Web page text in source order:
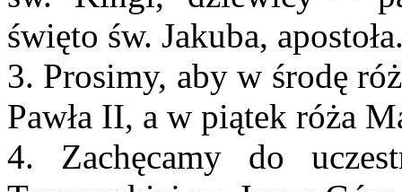
święto św. Jakuba,
3. Prosimy, aby w środę
Pawła II, a w piątek róża
4. Zachęcamy do